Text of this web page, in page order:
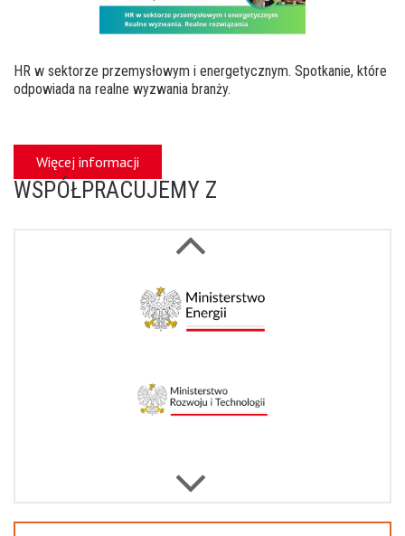
HR w sektorze przemysłowym i energetycznym. Spotkanie, które
odpowiada na realne wyzwania branży.
Więcej informacji
WSPÓŁPRACUJEMY Z